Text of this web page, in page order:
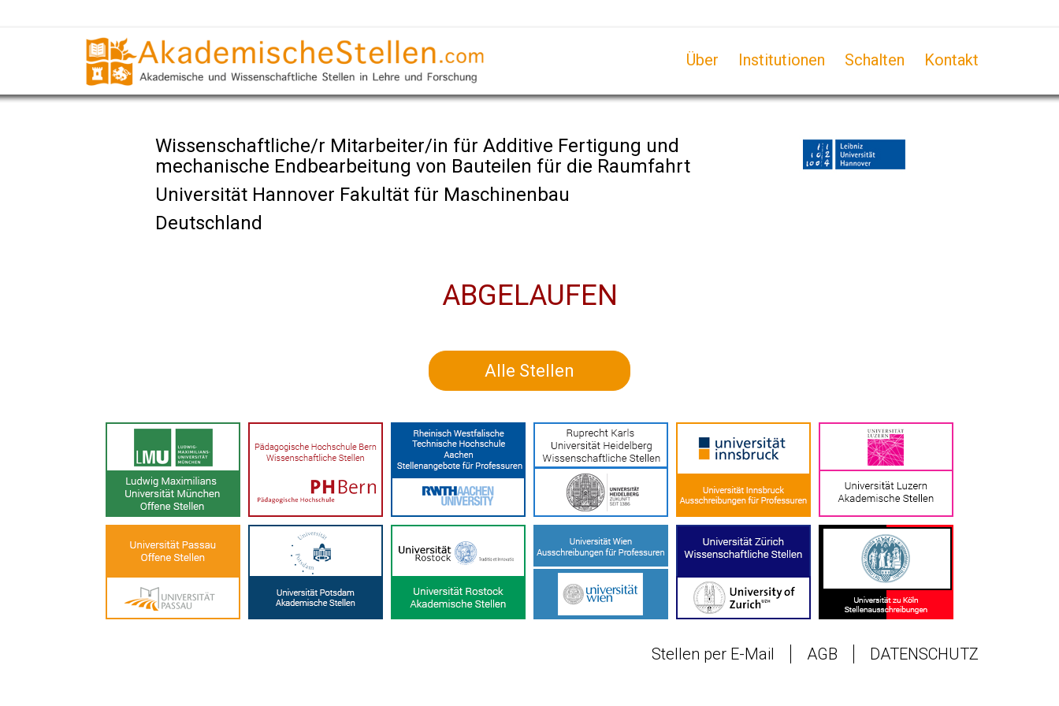
Über Institutionen Schalten Kontakt
Wissenschaftliche/r Mitarbeiter/in für Additive Fertigung und
mechanische Endbearbeitung von Bauteilen für die Raumfahrt
Universität Hannover Fakultät für Maschinenbau
Deutschland
ABGELAUFEN
Alle Stellen
Stellen per E-Mail AGB DATENSCHUTZ